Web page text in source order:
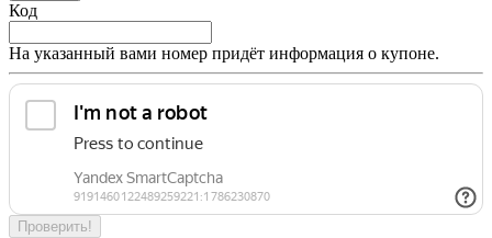
Код
На указанный вами номер придёт информация о купоне.
Проверить!